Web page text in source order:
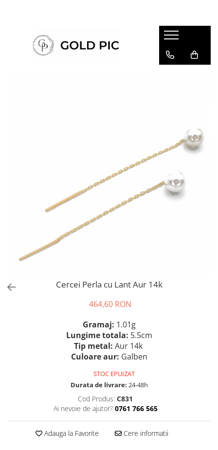
Cercei Perla cu Lant Aur 14k
464,60 RON
Gramaj: 1.01g
Lungime totala: 5.5cm
Tip metal: Aur 14k
Culoare aur: Galben
STOC EPUIZAT
Durata de livrare: 24-48h
Cod Produs: C831
Ai nevoie de ajutor? 0761 766 565
Adauga la Favorite Cere informatii